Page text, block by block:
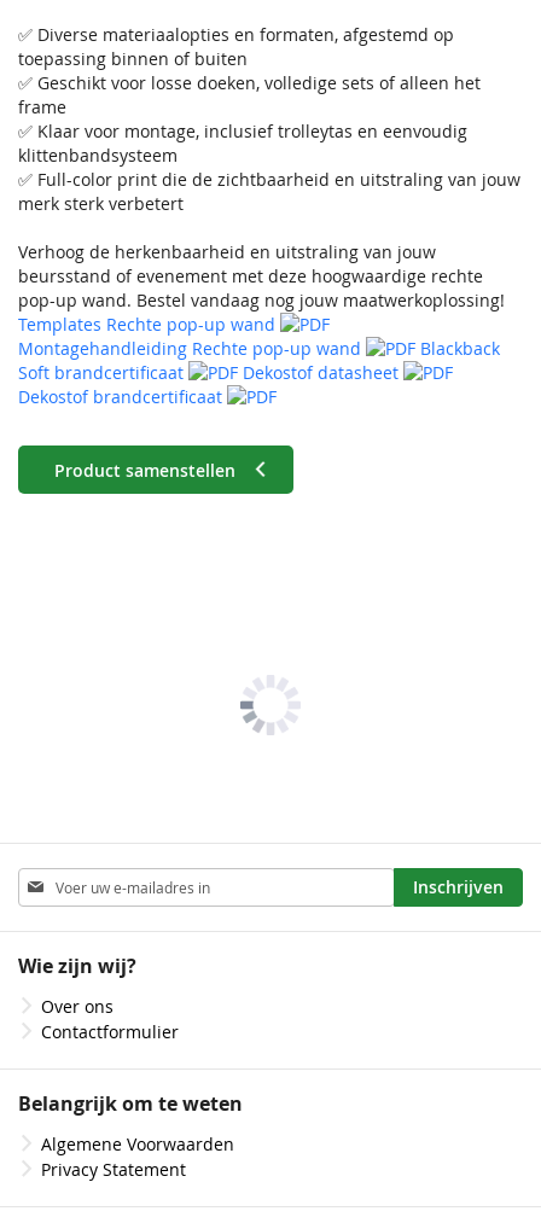
✅ Diverse materiaalopties en formaten, afgestemd op
toepassing binnen of buiten
✅ Geschikt voor losse doeken, volledige sets of alleen het
frame
✅ Klaar voor montage, inclusief trolleytas en eenvoudig
klittenbandsysteem
✅ Full-color print die de zichtbaarheid en uitstraling van jouw
merk sterk verbetert
Verhoog de herkenbaarheid en uitstraling van jouw
beursstand of evenement met deze hoogwaardige rechte
pop-up wand. Bestel vandaag nog jouw maatwerkoplossing!
Templates Rechte pop-up wand
Montagehandleiding Rechte pop-up wand
Blackback
Soft brandcertificaat
Dekostof datasheet
Dekostof brandcertificaat
Product samenstellen
Abonneer
u
op
nieuwsbrief
Inschrijven
Wie zijn wij?
Over ons
Contactformulier
Belangrijk om te weten
Algemene Voorwaarden
Privacy Statement